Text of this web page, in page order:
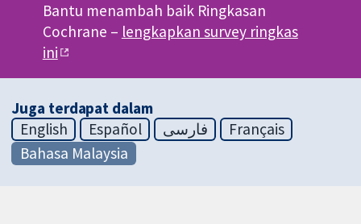
Bantu menambah baik Ringkasan
Cochrane – lengkapkan survey ringkas
ini
Juga terdapat dalam
English
Español فارسی
Français
Bahasa Malaysia